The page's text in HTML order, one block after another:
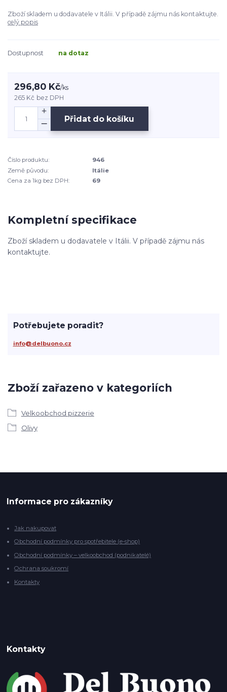
Zboží skladem u dodavatele v Itálii. V případě zájmu nás kontaktujte.
celý popis
Dostupnost na dotaz
296,80 Kč/ks
265 Kč bez DPH
Přidat do košíku
Číslo produktu:
946
Země původu:
Itálie
Cena za 1kg bez DPH:
69
Kompletní specifikace
Zboží skladem u dodavatele v Itálii. V případě zájmu nás
kontaktujte.
Zboží zařazeno v kategoriích
Velkoobchod pizzerie
Olivy
Potřebujete poradit?
info@delbuono.cz
Informace pro zákazníky
Jak nakupovat
Obchodní podmínky pro spotřebitele (e-shop)
Obchodní podmínky – velkoobchod (podnikatelé)
Ochrana soukromí
Kontakty
Kontakty